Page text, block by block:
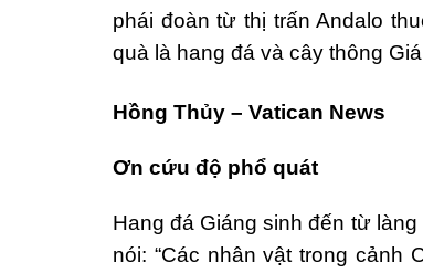
phái đoàn từ thị trấn Andalo
quà là hang đá và cây thông
Hồng Thủy – Vatican News
Ơn cứu độ phổ quát
Hang đá Giáng sinh đến từ
nói: “Các nhân vật trong cảnh